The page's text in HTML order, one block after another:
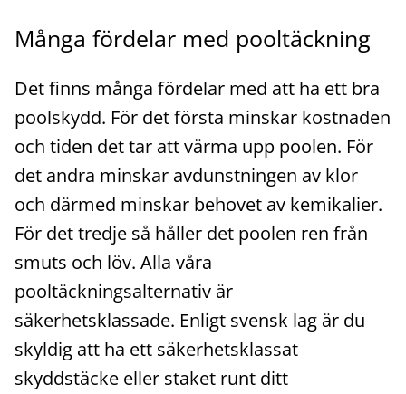
Många fördelar med pooltäckning
Det finns många fördelar med att ha ett bra
poolskydd. För det första minskar kostnaden
och tiden det tar att värma upp poolen. För
det andra minskar avdunstningen av klor
och därmed minskar behovet av kemikalier.
För det tredje så håller det poolen ren från
smuts och löv. Alla våra
pooltäckningsalternativ är
säkerhetsklassade. Enligt svensk lag är du
skyldig att ha ett säkerhetsklassat
skyddstäcke eller staket runt ditt